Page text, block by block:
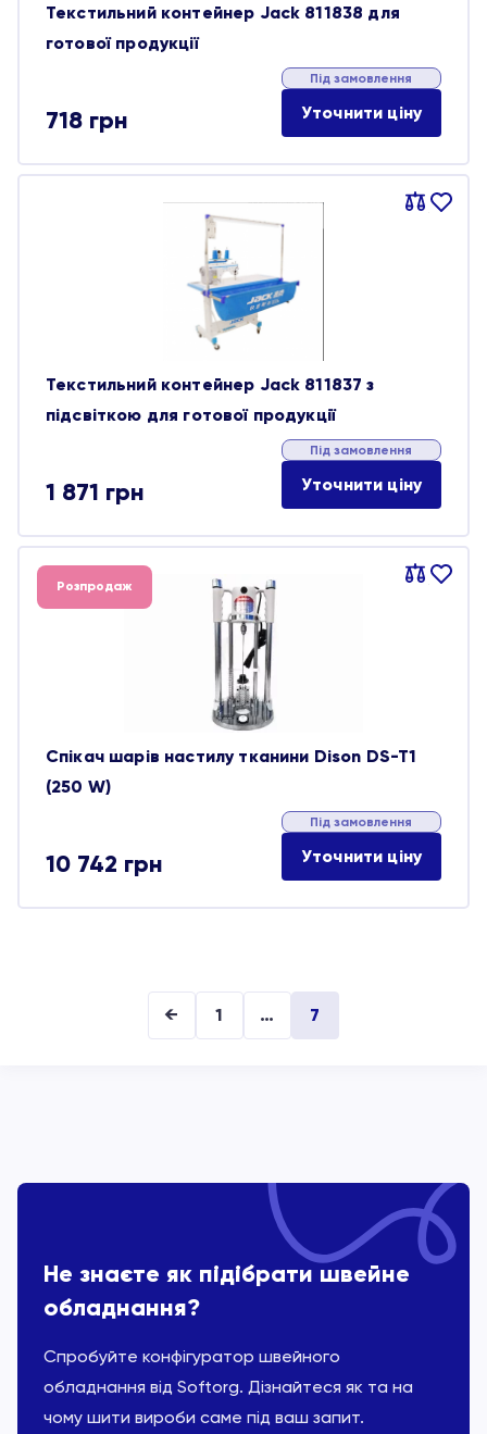
Текстильний контейнер Jack 811838 для
готової продукції
718 грн
Під замовлення
Уточнити ціну
Порівняти
В
Текстильний контейнер Jack 811837 з
підсвіткою для готової продукції
1 871 грн
Під замовлення
Уточнити ціну
Порівняти
В
Розпродаж
Спікач шарів настилу тканини Dison DS-T1
(250 W)
10 742 грн
Під замовлення
Уточнити ціну
← 1 … 7
Не знаєте як підібрати швейне
обладнання?
Спробуйте конфігуратор швейного
обладнання від Softorg. Дізнайтеся як та на
чому шити вироби саме під ваш запит.